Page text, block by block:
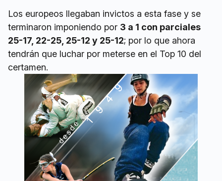
Los europeos llegaban invictos a esta fase y se
terminaron imponiendo por 3 a 1 con parciales
25-17, 22-25, 25-12 y 25-12; por lo que ahora
tendrán que luchar por meterse en el Top 10 del
certamen.